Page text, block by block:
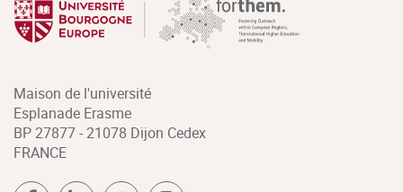
Maison de l'université
Esplanade Erasme
BP 27877 - 21078 Dijon Cedex
FRANCE